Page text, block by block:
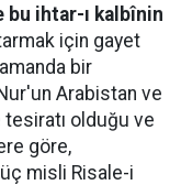
ihtar-ı kalbînin
için gayet
bir
Arabistan ve
tesiratı olduğu ve
göre,
misli Risale-i